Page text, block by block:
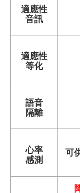
適應性
音訊
適應性
等化
語音
隔離
心率
感測
可